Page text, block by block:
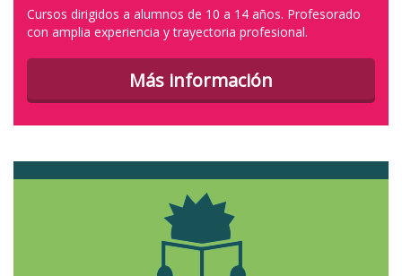
Cursos dirigidos a alumnos de 10 a 14 años. Profesorado
con amplia experiencia y trayectoria profesional.
Más información